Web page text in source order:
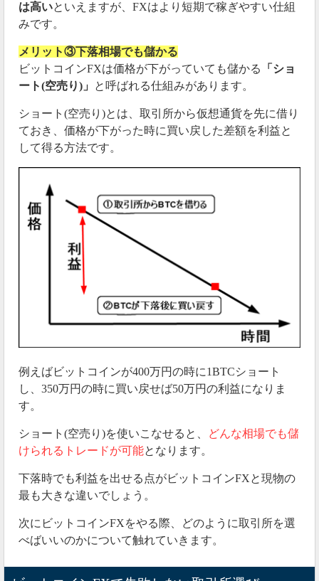
は高いといえますが、FXはより短期で稼ぎやすい仕組
みです。
メリット③下落相場でも儲かる
ビットコインFXは価格が下がっていても儲かる
「ショ
ート(空売り)」
と呼ばれる仕組みがあります。
ショート(空売り)とは、取引所から仮想通貨を先に借り
ておき、価格が下がった時に買い戻した差額を利益と
して得る方法です。
例えばビットコインが400万円の時に1BTCショート
し、350万円の時に買い戻せば50万円の利益になりま
す。
ショート(空売り)を使いこなせると、
どんな相場でも儲
けられるトレードが可能となります。
下落時でも利益を出せる点がビットコインFXと現物の
最も大きな違いでしょう。
次にビットコインFXをやる際、どのように取引所を選
べばいいのかについて触れていきます。